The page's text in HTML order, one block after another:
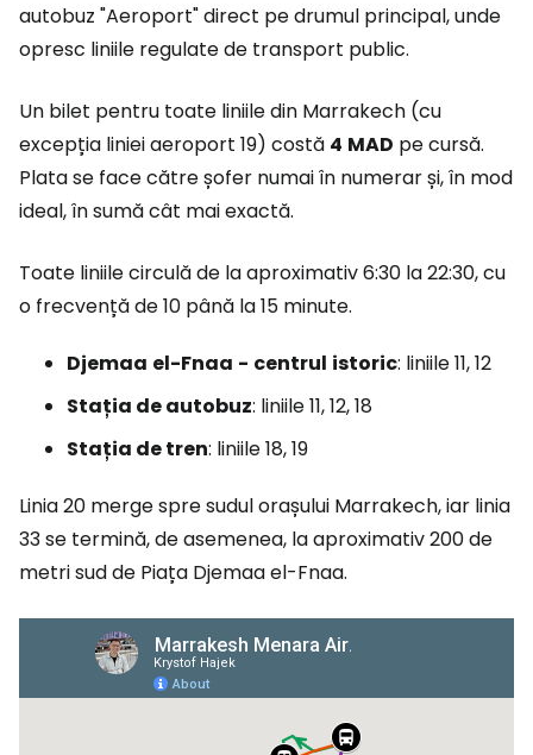
autobuz "Aeroport" direct pe drumul principal, unde
opresc liniile regulate de transport public.
Un bilet pentru toate liniile din Marrakech (cu
excepția liniei aeroport 19) costă 4 MAD pe cursă.
Plata se face către șofer numai în numerar și, în mod
ideal, în sumă cât mai exactă.
Toate liniile circulă de la aproximativ 6:30 la 22:30, cu
o frecvență de 10 până la 15 minute.
Djemaa el-Fnaa - centrul istoric: liniile 11, 12
Stația de autobuz: liniile 11, 12, 18
Stația de tren: liniile 18, 19
Linia 20 merge spre sudul orașului Marrakech, iar linia
33 se termină, de asemenea, la aproximativ 200 de
metri sud de Piața Djemaa el-Fnaa.